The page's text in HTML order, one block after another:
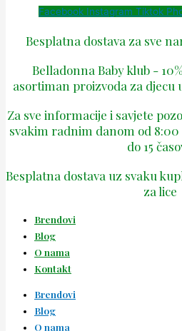
Facebook Instagram Tiktok
Besplatna dostava za sve
Belladonna Baby klub -
asortiman proizvoda za djecu
Za sve informacije i savjete
svakim radnim danom od 8:00
do 15
Besplatna dostava uz svaku
za lice
Brendovi
Blog
O nama
Kontakt
Brendovi
Blog
O nama